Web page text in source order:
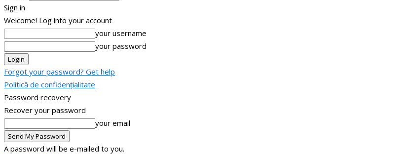
Sign in
Welcome! Log into your account
your username
your password
Forgot your password? Get help
Politică de confidențialitate
Password recovery
Recover your password
your email
A password will be e-mailed to you.